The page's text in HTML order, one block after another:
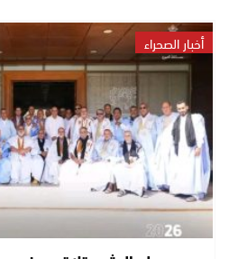
أخبار الصحراء